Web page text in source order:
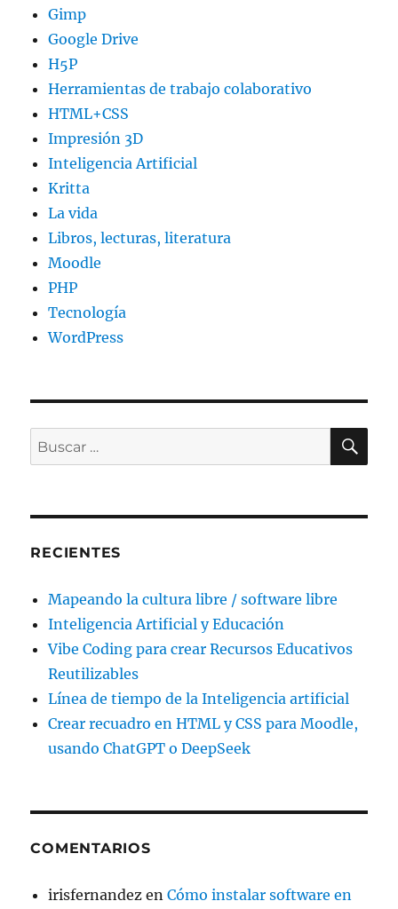
Gimp
Google Drive
H5P
Herramientas de trabajo colaborativo
HTML+CSS
Impresión 3D
Inteligencia Artificial
Kritta
La vida
Libros, lecturas, literatura
Moodle
PHP
Tecnología
WordPress
Buscar
por:
RECIENTES
Mapeando la cultura libre / software libre
Inteligencia Artificial y Educación
Vibe Coding para crear Recursos Educativos
Reutilizables
Línea de tiempo de la Inteligencia artificial
Crear recuadro en HTML y CSS para Moodle,
usando ChatGPT o DeepSeek
COMENTARIOS
irisfernandez enCómo instalar software en